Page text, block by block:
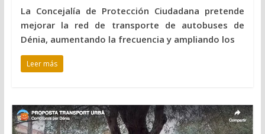
La Concejalía de Protección Ciudadana pretende
mejorar la red de transporte de autobuses de
Dénia, aumentando la frecuencia y ampliando los
Leer más